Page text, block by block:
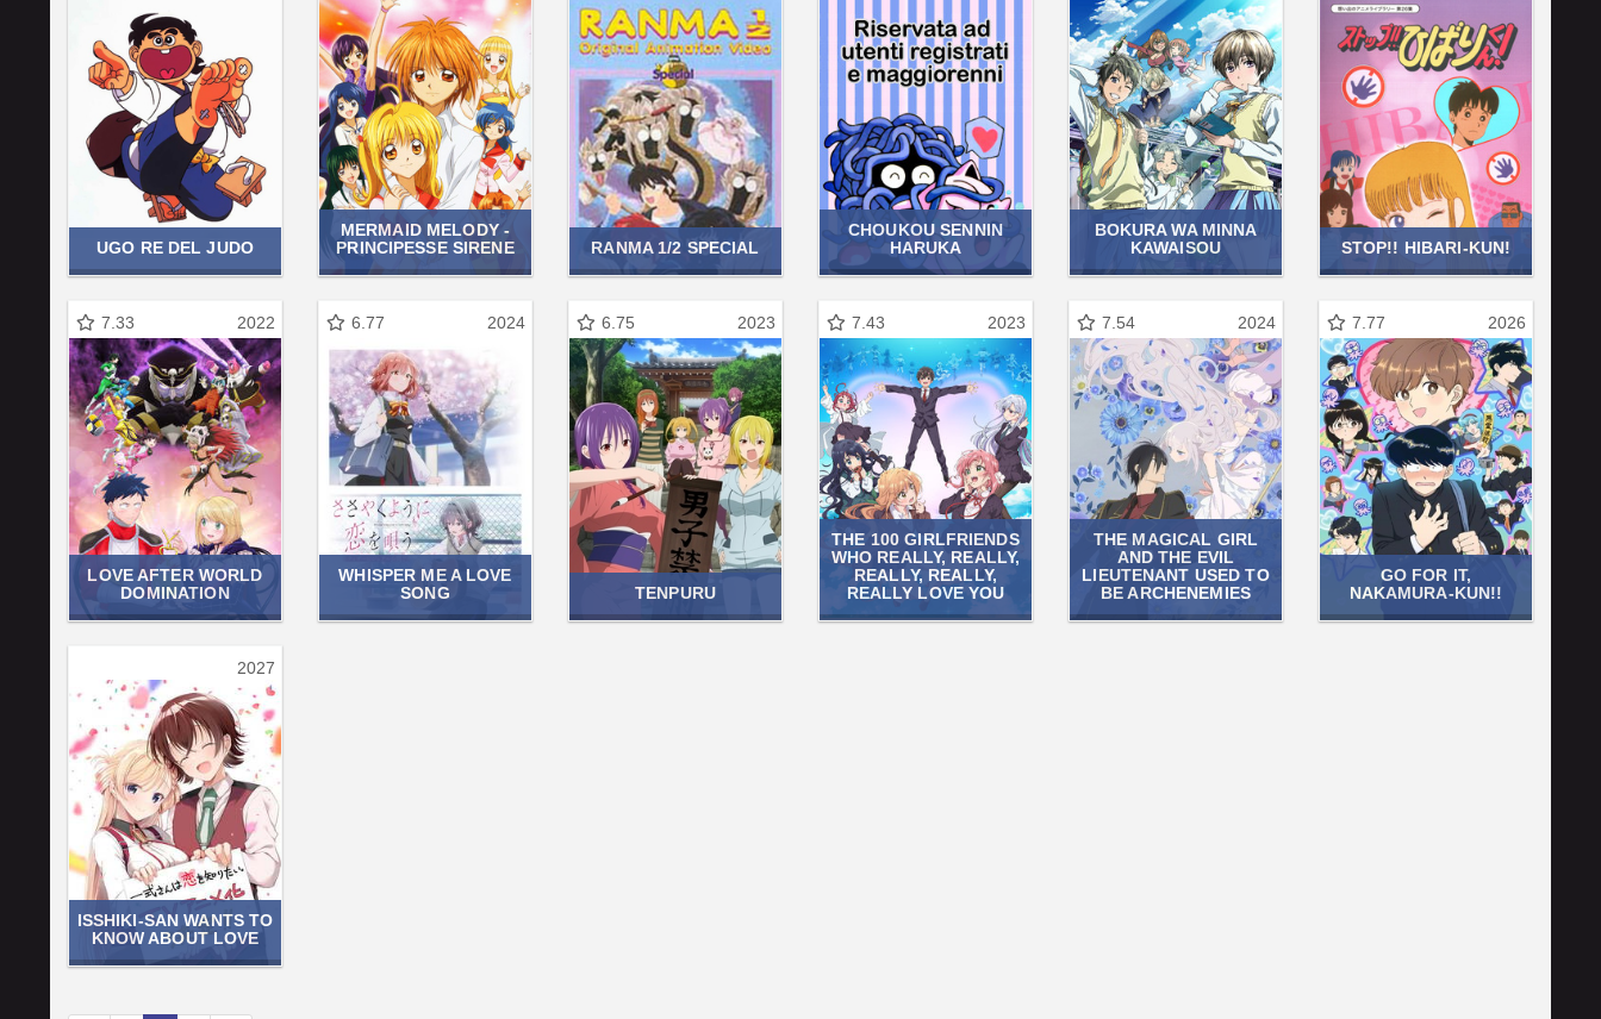
UGO RE DEL JUDO
MERMAID MELODY -
PRINCIPESSE SIRENE
RANMA 1/2 SPECIAL
CHOUKOU SENNIN
HARUKA
BOKURA WA MINNA
KAWAISOU
STOP!! HIBARI-KUN!
7.33 2022
LOVE AFTER WORLD
DOMINATION
6.77 2024
WHISPER ME A LOVE
SONG
6.75 2023
TENPURU
7.43 2023
THE 100 GIRLFRIENDS
WHO REALLY, REALLY,
REALLY, REALLY,
REALLY LOVE YOU
7.54 2024
THE MAGICAL GIRL
AND THE EVIL
LIEUTENANT USED TO
BE ARCHENEMIES
7.77 2026
GO FOR IT,
NAKAMURA-KUN!!
2027
ISSHIKI-SAN WANTS TO
KNOW ABOUT LOVE